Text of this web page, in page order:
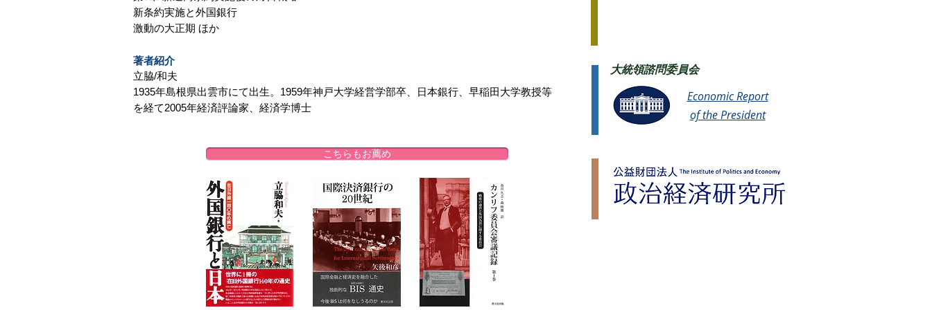
新条約実施と外国銀行
激動の大正期 ほか
著者紹介
立脇/和夫
1935年島根県出雲市にて出生。1959年神戸大学経営学部卒、日本銀行、早稲田大学教授等
を経て2005年経済評論家、経済学博士
こちらもお薦め
大統領諮問委員会
Economic Report
of the President